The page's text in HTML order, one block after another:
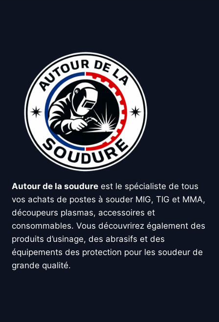
Autour de la soudure est le spécialiste de tous
vos achats de postes à souder MIG, TIG et MMA,
découpeurs plasmas, accessoires et
consommables. Vous découvrirez également des
produits d’usinage, des abrasifs et des
équipements des protection pour les soudeur de
grande qualité.